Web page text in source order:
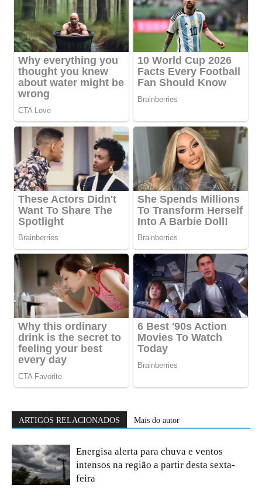
ARTIGOS RELACIONADOS Mais do autor
Energisa alerta para chuva e ventos
intensos na região a partir desta sexta-
feira